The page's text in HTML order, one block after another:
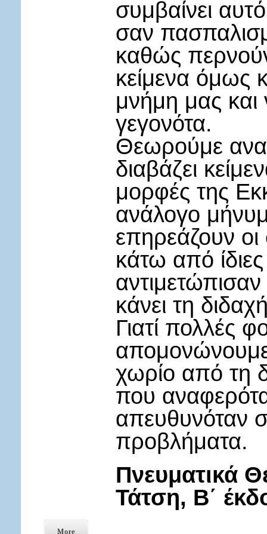
συμβαίνει
σαν
καθώς
κείμενα όμως
μνήμη μας και
γεγονότα.
Θεωρούμε
διαβάζει
μορφές της
ανάλογο
επηρεάζουν
κάτω από
κάνει τη
Γιατί πολλές
χωρίο από τη
που
απευθυνόταν
προβλήματα.
Πνευματικά
Τάτση, Β΄
More